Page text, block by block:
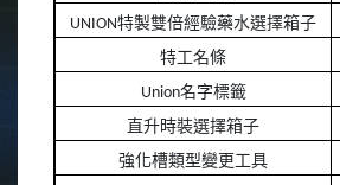
UNION特製雙倍經驗藥水選擇箱子
特工名條
Union名字標籤
直升時裝選擇箱子
強化槽類型變更工具